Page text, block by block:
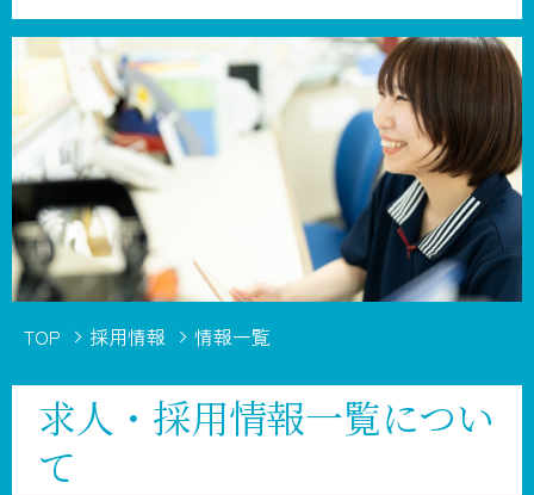
TOP 採用情報 情報一覧
求人・採用情報一覧につい
て